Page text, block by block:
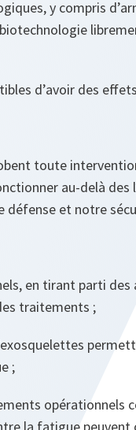
y compris
d’avoir des effets
toute
au-delà des
défense et notre
en tirant parti des
traitements ;
;
opérationnels